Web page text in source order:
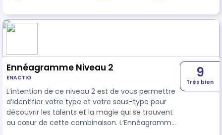
Ennéagramme Niveau 2
ENACTIO
L’intention de ce niveau 2 est de vous permettre
d’identifier votre type et votre sous-type pour
découvrir les talents et la magie qui se trouvent
au cœur de cette combinaison. L’Ennéagramme
9
Très bien